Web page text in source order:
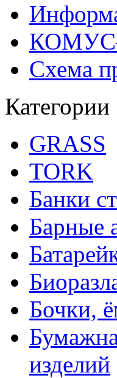
Схема
Категории
GRASS
TORK
Банки
Барные
Бочки,
изделий